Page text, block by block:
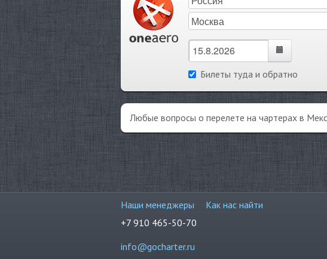
Билеты туда и обратно
Любые вопросы о перелете на чартерах в
Наши менеджеры
Как нас найти
+7 910 465-50-70
info@gocharter.ru